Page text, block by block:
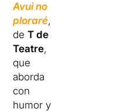
Avui no
ploraré,
deT de
Teatre,
que
aborda
con
humor y